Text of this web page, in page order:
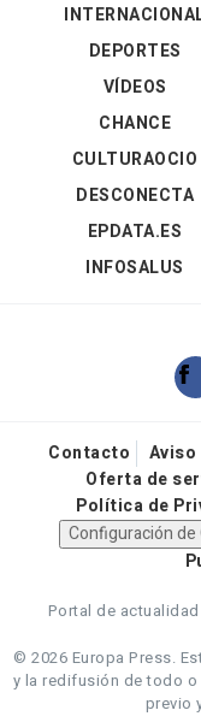
DEPORTES
VÍDEOS
CHANCE
CULTURAOCIO
DESCONECTA
EPDATA.ES
INFOSALUS
Contacto
Oferta de
Política de
Configuración de
Portal de
© 2026 Europa Press.
y la redifusión de todo
previo